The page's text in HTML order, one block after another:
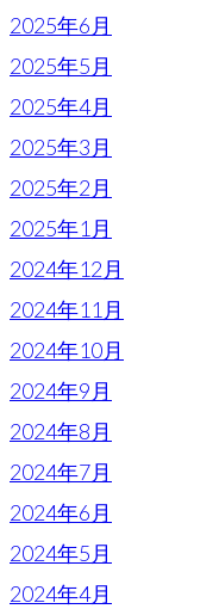
2025年6月
2025年5月
2025年4月
2025年3月
2025年2月
2025年1月
2024年12月
2024年11月
2024年10月
2024年9月
2024年8月
2024年7月
2024年6月
2024年5月
2024年4月